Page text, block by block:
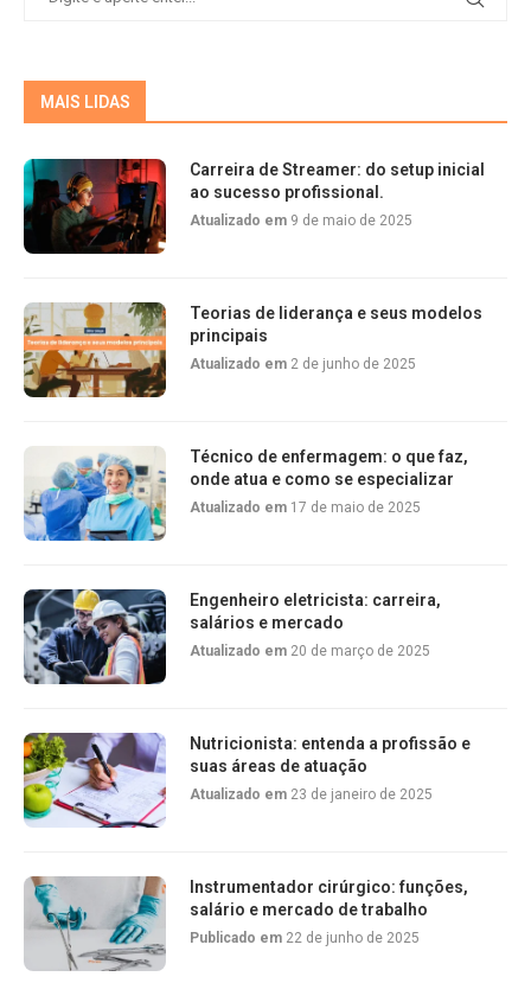
MAIS LIDAS
Carreira de Streamer: do setup inicial
ao sucesso profissional.
Atualizado em 9 de maio de 2025
Teorias de liderança e seus modelos
principais
Atualizado em 2 de junho de 2025
Técnico de enfermagem: o que faz,
onde atua e como se especializar
Atualizado em 17 de maio de 2025
Engenheiro eletricista: carreira,
salários e mercado
Atualizado em 20 de março de 2025
Nutricionista: entenda a profissão e
suas áreas de atuação
Atualizado em 23 de janeiro de 2025
Instrumentador cirúrgico: funções,
salário e mercado de trabalho
Publicado em 22 de junho de 2025